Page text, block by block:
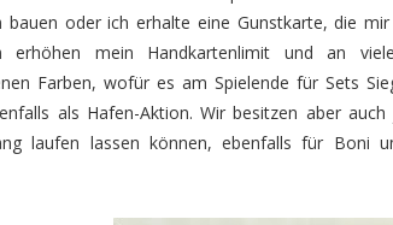
bauen oder ich erhalte eine Gunstkarte, die
erhöhen mein Handkartenlimit und an
Farben, wofür es am Spielende für Sets
als Hafen-Aktion. Wir besitzen aber
laufen lassen können, ebenfalls für Boni